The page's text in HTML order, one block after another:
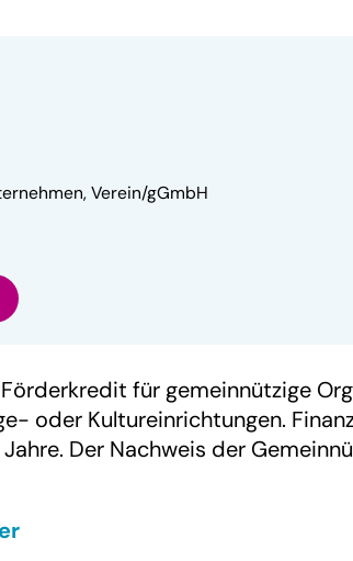
Verein/gGmbH
für gemeinnützige
oder Kultureinrichtungen.
Der Nachweis der